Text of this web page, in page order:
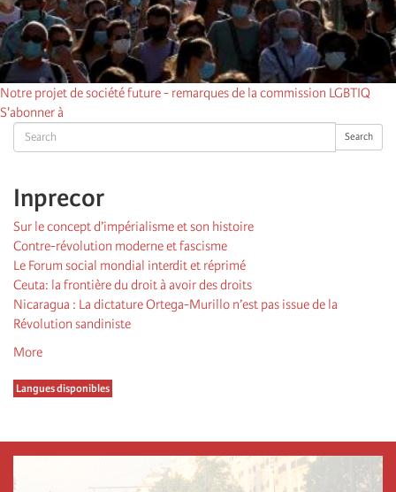
Search Search
Inprecor
Sur le concept d’impérialisme et son histoire
Contre-révolution moderne et fascisme
Le Forum social mondial interdit et réprimé
Ceuta: la frontière du droit à avoir des droits
Nicaragua : La dictature Ortega-Murillo n’est pas issue de la
Révolution sandiniste
More
Langues disponibles
Notre projet de société future - remarques de la commission LGBTIQ
S'abonner à